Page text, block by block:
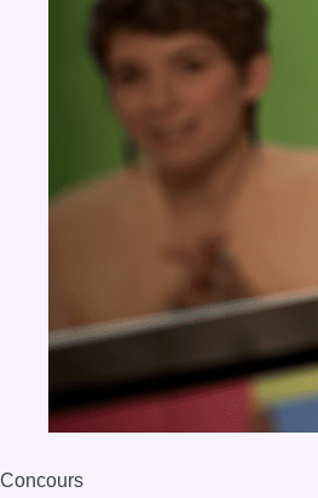
Concours